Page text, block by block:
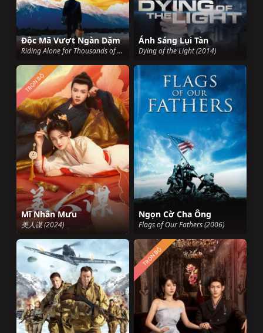
Độc Mã Vượt Ngàn Dặm
Riding Alone for Thousands of Miles (2005)
Ánh Sáng Lụi Tàn
Dying of the Light (2014)
Mĩ Nhân Mưu
美人谋 (2024)
TRỌN BỘ
Ngọn Cờ Cha Ông
Flags of Our Fathers (2006)
TRỌN BỘ